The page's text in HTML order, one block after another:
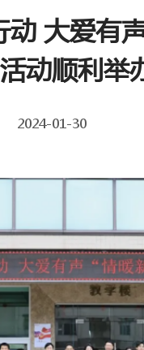
动 大爱有
动顺利举
2024-01-30